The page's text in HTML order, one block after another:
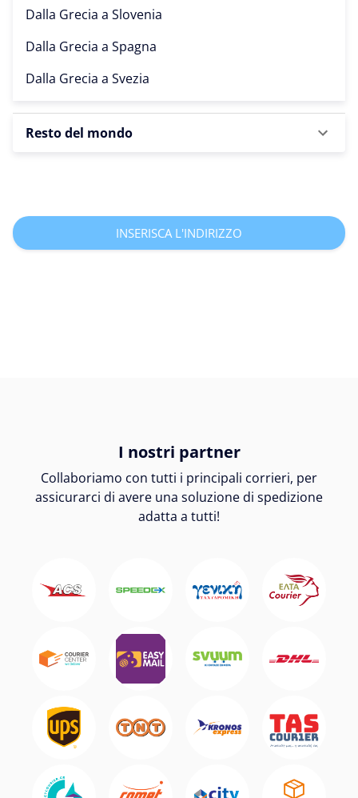
Dalla Grecia a Slovenia
Dalla Grecia a Spagna
Dalla Grecia a Svezia
Resto del mondo
INSERISCA L'INDIRIZZO
I nostri partner
Collaboriamo con tutti i principali corrieri, per
assicurarci di avere una soluzione di spedizione
adatta a tutti!